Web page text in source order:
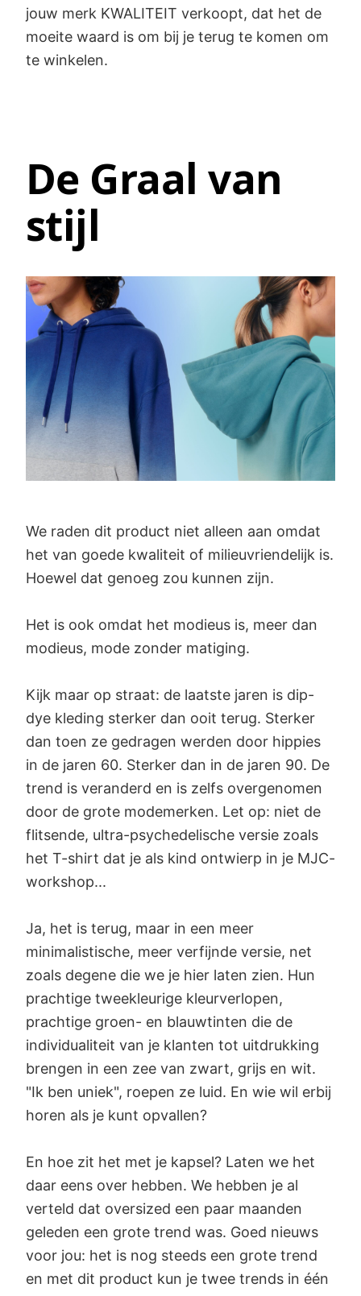
jouw merk KWALITEIT verkoopt, dat het de
moeite waard is om bij je terug te komen om
te winkelen.
De Graal van
stijl
We raden dit product niet alleen aan omdat
het van goede kwaliteit of milieuvriendelijk is.
Hoewel dat genoeg zou kunnen zijn.
Het is ook omdat het modieus is, meer dan
modieus, mode zonder matiging.
Kijk maar op straat: de laatste jaren is dip-
dye kleding sterker dan ooit terug. Sterker
dan toen ze gedragen werden door hippies
in de jaren 60. Sterker dan in de jaren 90. De
trend is veranderd en is zelfs overgenomen
door de grote modemerken. Let op: niet de
flitsende, ultra-psychedelische versie zoals
het T-shirt dat je als kind ontwierp in je MJC-
workshop...
Ja, het is terug, maar in een meer
minimalistische, meer verfijnde versie, net
zoals degene die we je hier laten zien. Hun
prachtige tweekleurige kleurverlopen,
prachtige groen- en blauwtinten die de
individualiteit van je klanten tot uitdrukking
brengen in een zee van zwart, grijs en wit.
"Ik ben uniek", roepen ze luid. En wie wil erbij
horen als je kunt opvallen?
En hoe zit het met je kapsel? Laten we het
daar eens over hebben. We hebben je al
verteld dat oversized een paar maanden
geleden een grote trend was. Goed nieuws
voor jou: het is nog steeds een grote trend
en met dit product kun je twee trends in één